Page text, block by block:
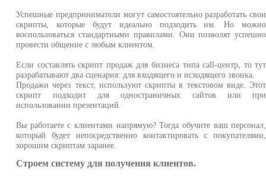
Успешные предприниматели могут самостоятельно разработать свои
скрипты, которые будут идеально подходить им. Но можно
воспользоваться стандартными правилами. Они позволят успешно
провести общение с любым клиентом.
Если составлять скрипт продаж для бизнеса типа call-центр, то тут
разрабатывают два сценария: для входящего и исходящего звонка.
Продажи через текст, используют скрипты в текстовом виде. Этот
скрипт подходит для одностраничных сайтов или при
использовании презентаций.
Вы работаете с клиентами напрямую? Тогда обучите ваш персонал,
который будет непосредственно контактировать с покупателями,
хорошим скриптам заранее.
Строем систему для получения клиентов.